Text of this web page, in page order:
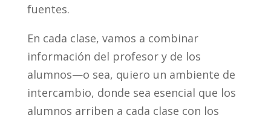
fuentes.
En cada clase, vamos a combinar
información del profesor y de los
alumnos—o sea, quiero un ambiente de
intercambio, donde sea esencial que los
alumnos arriben a cada clase con los